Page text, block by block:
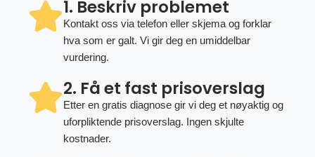
1. Beskriv problemet
Kontakt oss via telefon eller skjema og forklar
hva som er galt. Vi gir deg en umiddelbar
vurdering.
2. Få et fast prisoverslag
Etter en gratis diagnose gir vi deg et nøyaktig og
uforpliktende prisoverslag. Ingen skjulte
kostnader.